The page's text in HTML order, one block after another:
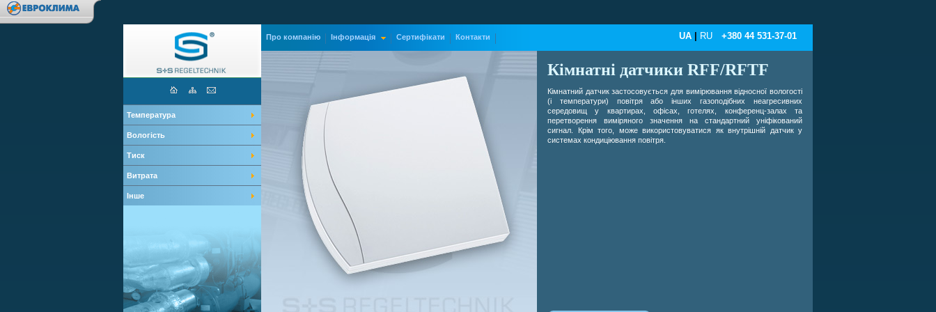
Температура
Вологість
Тиск
Витрата
Інше
+380 44 531-37-01
UA RU
Про компанію Інформація Сертифікати Контакти
Кімнатні датчики RFF/RFTF
Кімнатний датчик застосовується для вимірювання відносної вологості
(і температури) повітря або інших газоподібних неагресивних
середовищ у квартирах, офісах, готелях, конференц-залах та
перетворення виміряного значення на стандартний уніфікований
сигнал. Крім того, може використовуватися як внутрішній датчик у
системах кондиціювання повітря.